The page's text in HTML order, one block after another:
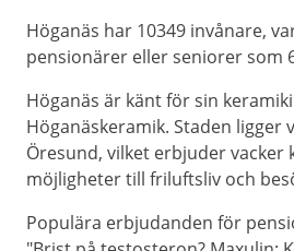
Höganäs har 10349 invånare,
pensionärer eller seniorer som
Höganäs är känt för sin
Höganäskeramik. Staden ligger
Öresund, vilket erbjuder vacker
möjligheter till friluftsliv och
Populära erbjudanden för